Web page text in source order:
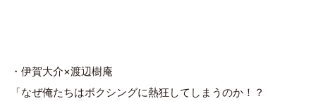
・伊賀大介×渡辺樹庵
「なぜ俺たちはボクシングに熱狂してしまうのか！？